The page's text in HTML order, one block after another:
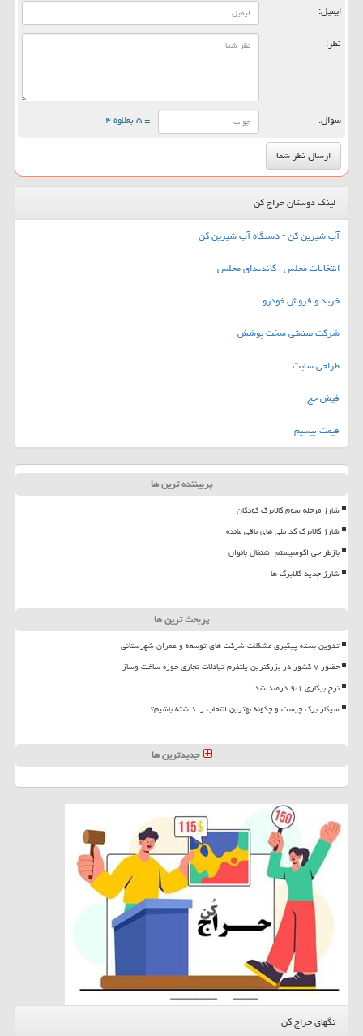
ایمیل:
نظر:
سوال: = ۵ بعلاوه ۴
لینک دوستان حراج کن
آب شیرین کن - دستگاه آب شیرین کن
انتخابات مجلس ، کاندیدای مجلس
خرید و فروش خودرو
شرکت صنعتی سخت پوشش
طراحی سایت
فیش حج
قیمت بیسیم
پربیننده ترین ها
شارژ مرحله سوم کالابرگ کودکان
شارژ کالابرگ کد ملی های باقی مانده
بازطراحی اکوسیستم اشتغال بانوان
شارژ جدید کالابرگ ها
پربحث ترین ها
تدوین بسته پیگیری مشکلات شرکت های توسعه و عمران شهرستانی
حضور ۷ کشور در بزرگترین پلتفرم تبادلات تجاری حوزه ساخت وساز
نرخ بیکاری ۹،۱ درصد شد
سیگار برگ چیست و چگونه بهترین انتخاب را داشته باشیم؟
جدیدترین ها
تگهای حراج کن